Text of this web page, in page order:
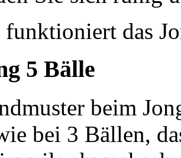
das
5 Bälle
beim
bei 3 Bällen,